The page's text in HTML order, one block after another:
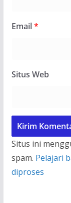
Email*
Situs Web
Situs ini
spam. Pelajari
diproses